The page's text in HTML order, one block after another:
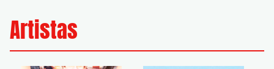
Artistas